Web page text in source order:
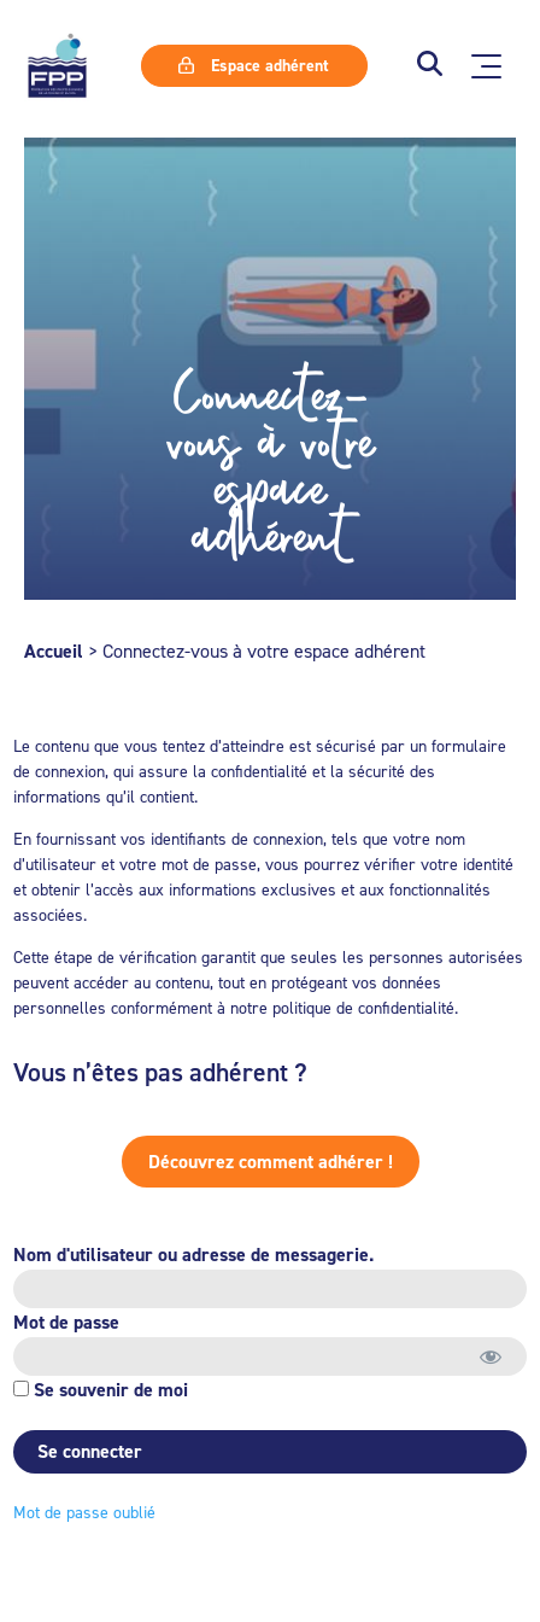
Espace adhérent
Connectez-
vous à votre
espace
adhérent
Accueil > Connectez-vous à votre espace adhérent
Le contenu que vous tentez d’atteindre est sécurisé par un formulaire
de connexion, qui assure la confidentialité et la sécurité des
informations qu’il contient.
En fournissant vos identifiants de connexion, tels que votre nom
d’utilisateur et votre mot de passe, vous pourrez vérifier votre identité
et obtenir l’accès aux informations exclusives et aux fonctionnalités
associées.
Cette étape de vérification garantit que seules les personnes autorisées
peuvent accéder au contenu, tout en protégeant vos données
personnelles conformément à notre politique de confidentialité.
Vous n’êtes pas adhérent ?
Découvrez comment adhérer !
Nom d'utilisateur ou adresse de messagerie.
Mot de passe
Se souvenir de moi
Mot de passe oublié